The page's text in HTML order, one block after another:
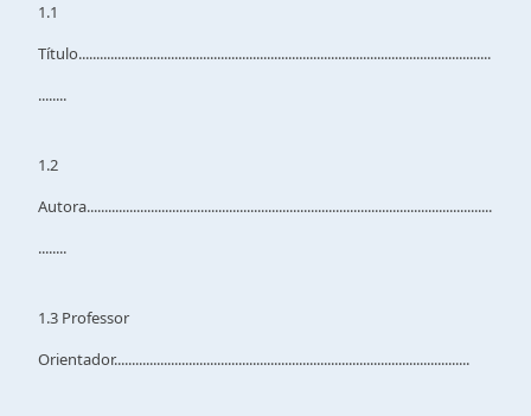
1.1
Título....................................................................................................................
........
1.2
Autora..................................................................................................................
........
1.3 Professor
Orientador....................................................................................................